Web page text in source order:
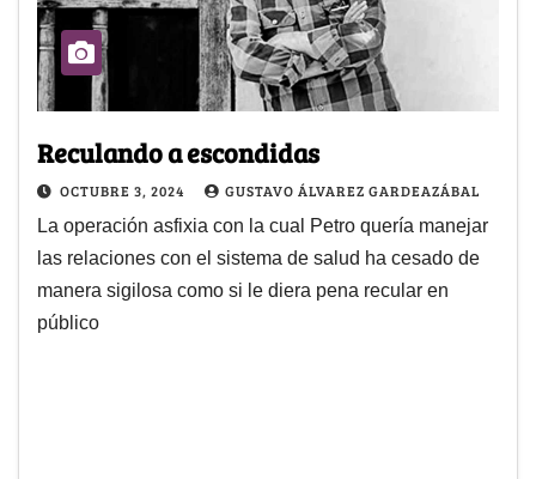
Reculando a escondidas
OCTUBRE 3, 2024 GUSTAVO ÁLVAREZ GARDEAZÁBAL
La operación asfixia con la cual Petro quería manejar
las relaciones con el sistema de salud ha cesado de
manera sigilosa como si le diera pena recular en
público